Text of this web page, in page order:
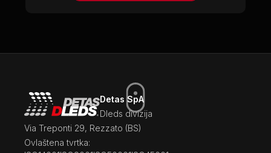
Detas SpA
Dleds divizija
Via Treponti 29, Rezzato (BS)
Ovlaštena tvrtka: